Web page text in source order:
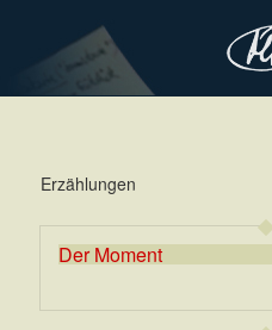
Erzählungen
Der Moment